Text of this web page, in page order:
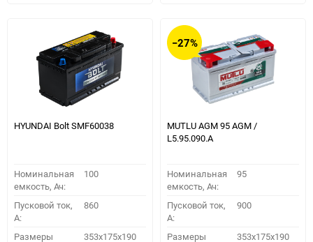
HYUNDAI Bolt SMF60038
Номинальная
емкость, Ач:
100
Пусковой ток,
A:
860
Размеры
353x175x190
−27%
MUTLU AGM 95 AGM /
L5.95.090.A
Номинальная
емкость, Ач:
95
Пусковой ток,
A:
900
Размеры
353x175x190